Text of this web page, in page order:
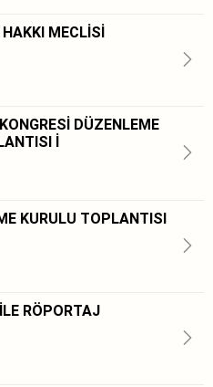
MECLİSİ
DÜZENLEME
İ
KURULU TOPLANTISI
RÖPORTAJ